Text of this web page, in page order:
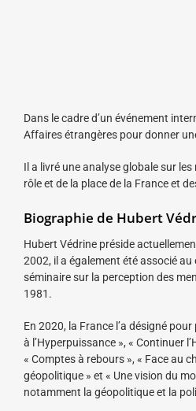
Dans le cadre d’un événement
Affaires étrangères pour donner
Il a livré une analyse globale sur
rôle et de la place de la France et
Biographie de Hubert
Hubert Védrine préside
2002, il a également été associé
séminaire sur la perception des
1981.
En 2020, la France l’a désigné
à l’Hyperpuissance », « Continuer
« Comptes à rebours », « Face au
géopolitique » et « Une vision du
notamment la géopolitique et la